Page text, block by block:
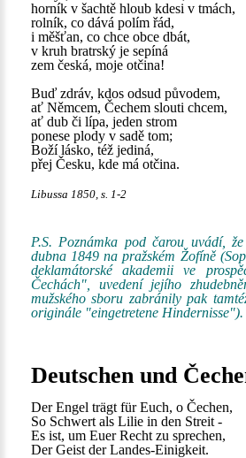
horník v šachtě hloub kdesi v tmách,
rolník, co dává polím řád,
i měšťan, co chce obce dbát,
v kruh bratrský je sepíná
zem česká, moje otčina!
Buď zdráv, kdos odsud původem,
ať Němcem, Čechem slouti chcem,
ať dub či lípa, jeden strom
ponese plody v sadě tom;
Boží lásko, též jediná,
přej Česku, kde má otčina.
Libussa 1850, s. 1-2
P.S. Poznámka pod čarou uvádí,
dubna 1849 na pražském Žofíně
deklamátorské akademii ve
Čechách", uvedení jejího
mužského sboru zabránily pak
originále "eingetretene Hindernisse").
Deutschen und
Der Engel trägt für Euch, o Čechen,
So Schwert als Lilie in den Streit -
Es ist, um Euer Recht zu sprechen,
Der Geist der Landes-Einigkeit.